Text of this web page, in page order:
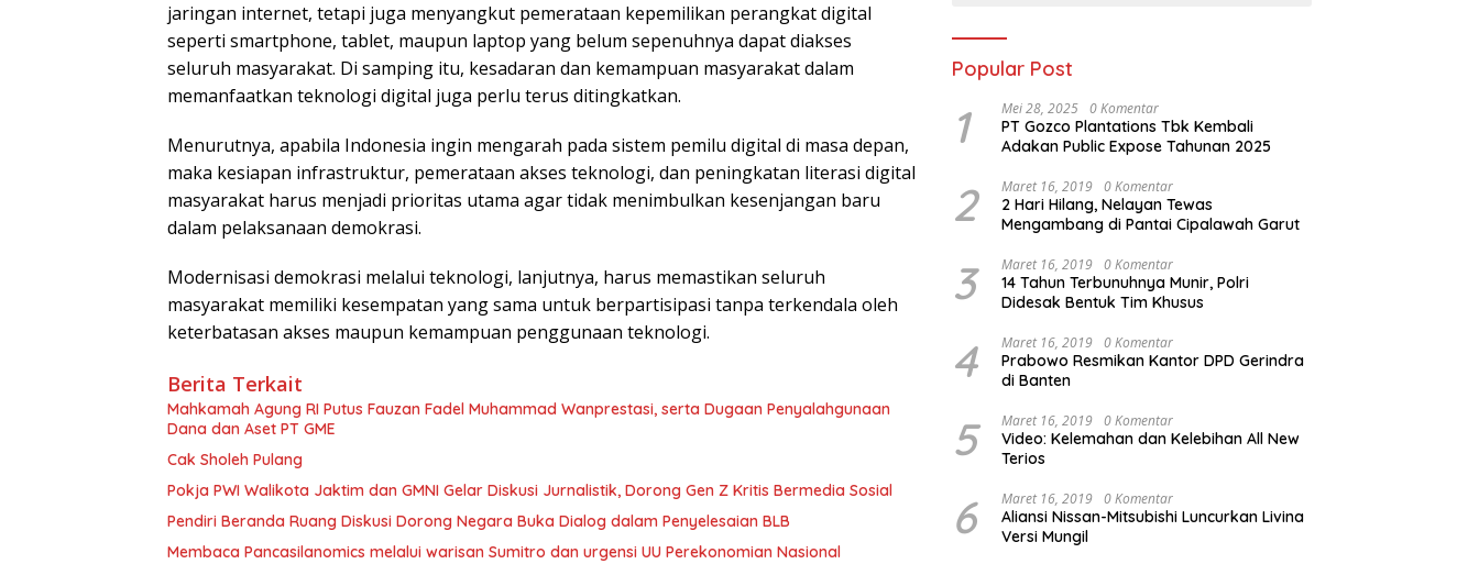
jaringan internet, tetapi juga menyangkut pemerataan kepemilikan perangkat digital
seperti smartphone, tablet, maupun laptop yang belum sepenuhnya dapat diakses
seluruh masyarakat. Di samping itu, kesadaran dan kemampuan masyarakat dalam
memanfaatkan teknologi digital juga perlu terus ditingkatkan.
Menurutnya, apabila Indonesia ingin mengarah pada sistem pemilu digital di masa depan,
maka kesiapan infrastruktur, pemerataan akses teknologi, dan peningkatan literasi digital
masyarakat harus menjadi prioritas utama agar tidak menimbulkan kesenjangan baru
dalam pelaksanaan demokrasi.
Modernisasi demokrasi melalui teknologi, lanjutnya, harus memastikan seluruh
masyarakat memiliki kesempatan yang sama untuk berpartisipasi tanpa terkendala oleh
keterbatasan akses maupun kemampuan penggunaan teknologi.
Berita Terkait
Mahkamah Agung RI Putus Fauzan Fadel Muhammad Wanprestasi, serta Dugaan Penyalahgunaan
Dana dan Aset PT GME
Cak Sholeh Pulang
Pokja PWI Walikota Jaktim dan GMNI Gelar Diskusi Jurnalistik, Dorong Gen Z Kritis Bermedia Sosial
Pendiri Beranda Ruang Diskusi Dorong Negara Buka Dialog dalam Penyelesaian BLB
Membaca Pancasilanomics melalui warisan Sumitro dan urgensi UU Perekonomian Nasional
Popular Post
1 Mei 28, 2025 0 Komentar
PT Gozco Plantations Tbk Kembali
Adakan Public Expose Tahunan 2025
2 Maret 16, 2019 0 Komentar
2 Hari Hilang, Nelayan Tewas
Mengambang di Pantai Cipalawah Garut
3 Maret 16, 2019 0 Komentar
14 Tahun Terbunuhnya Munir, Polri
Didesak Bentuk Tim Khusus
4 Maret 16, 2019 0 Komentar
Prabowo Resmikan Kantor DPD Gerindra
di Banten
5 Maret 16, 2019 0 Komentar
Video: Kelemahan dan Kelebihan All New
Terios
6 Maret 16, 2019 0 Komentar
Aliansi Nissan-Mitsubishi Luncurkan Livina
Versi Mungil